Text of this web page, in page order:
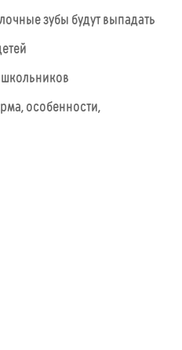
зубы будут выпадать
особенности,